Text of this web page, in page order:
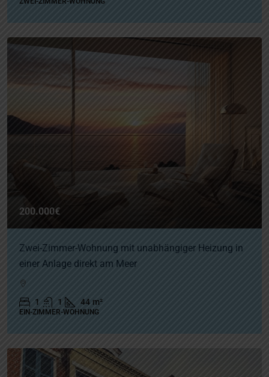
200.000€
Zwei-Zimmer-Wohnung mit unabhängiger Heizung in
einer Anlage direkt am Meer
1 1 44 m²
EIN-ZIMMER-WOHNUNG